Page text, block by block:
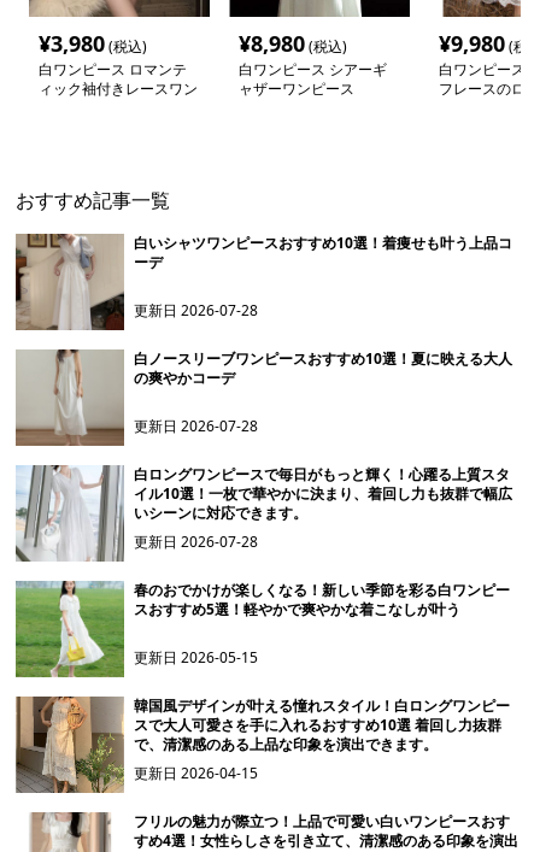
¥3,980(税込)
白ワンピース ロマンテ
ィック袖付きレースワン
¥8,980(税込)
白ワンピース シアーギ
ャザーワンピース
¥9,980(税
白ワンピース
フレースのロ
おすすめ記事一覧
白いシャツワンピースおすすめ10選！着痩せも叶う上品コ
ーデ
更新日2026-07-28
白ノースリーブワンピースおすすめ10選！夏に映える大人
の爽やかコーデ
更新日2026-07-28
白ロングワンピースで毎日がもっと輝く！心躍る上質スタ
イル10選！一枚で華やかに決まり、着回し力も抜群で幅広
いシーンに対応できます。
更新日2026-07-28
春のおでかけが楽しくなる！新しい季節を彩る白ワンピー
スおすすめ5選！軽やかで爽やかな着こなしが叶う
更新日2026-05-15
韓国風デザインが叶える憧れスタイル！白ロングワンピー
スで大人可愛さを手に入れるおすすめ10選 着回し力抜群
で、清潔感のある上品な印象を演出できます。
更新日2026-04-15
フリルの魅力が際立つ！上品で可愛い白いワンピースおす
すめ4選！女性らしさを引き立て、清潔感のある印象を演出